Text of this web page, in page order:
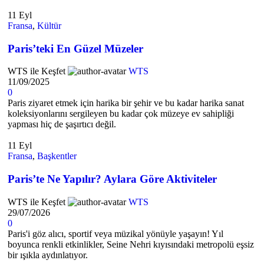
11 Eyl
Fransa, Kültür
Paris’teki En Güzel Müzeler
WTS ile Keşfet
WTS
11/09/2025
0
Paris ziyaret etmek için harika bir şehir ve bu kadar harika sanat
koleksiyonlarını sergileyen bu kadar çok müzeye ev sahipliği
yapması hiç de şaşırtıcı değil.
11 Eyl
Fransa, Başkentler
Paris’te Ne Yapılır? Aylara Göre Aktiviteler
WTS ile Keşfet
WTS
29/07/2026
0
Paris'i göz alıcı, sportif veya müzikal yönüyle yaşayın! Yıl
boyunca renkli etkinlikler, Seine Nehri kıyısındaki metropolü eşsiz
bir ışıkla aydınlatıyor.